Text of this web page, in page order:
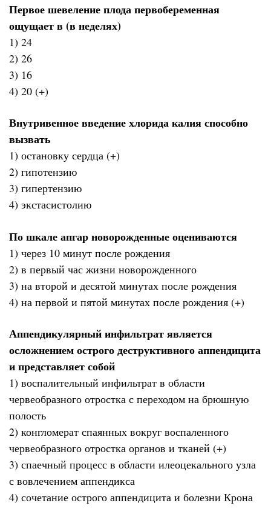
Первое шевеление плода первобеременная
ощущает в (в неделях)
1) 24
2) 26
3) 16
4) 20 (+)
Внутривенное введение хлорида калия способно
вызвать
1) остановку сердца (+)
2) гипотензию
3) гипертензию
4) экстасистолию
По шкале апгар новорожденные оцениваются
1) через 10 минут после рождения
2) в первый час жизни новорожденного
3) на второй и десятой минутах после рождения
4) на первой и пятой минутах после рождения (+)
Аппендикулярный инфильтрат является
осложнением острого деструктивного аппендицита
и представляет собой
1) воспалительный инфильтрат в области
червеобразного отростка с переходом на брюшную
полость
2) конгломерат спаянных вокруг воспаленного
червеобразного отростка органов и тканей (+)
3) спаечный процесс в области илеоцекального узла
с вовлечением аппендикса
4) сочетание острого аппендицита и болезни Крона